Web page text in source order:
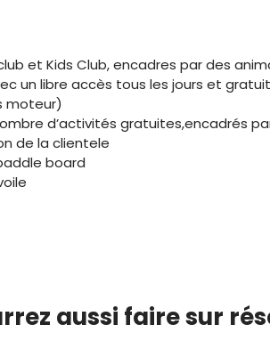
et Kids Club, encadres par des
un libre accès tous les jours et
moteur)
d’activités gratuites,encadrés
de la clientele
board
aussi faire sur